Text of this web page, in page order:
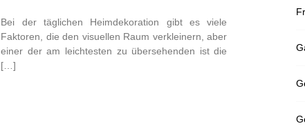
Bei der täglichen Heimdekoration gibt es viele
Faktoren, die den visuellen Raum verkleinern, aber
einer der am leichtesten zu übersehenden ist die
[…]